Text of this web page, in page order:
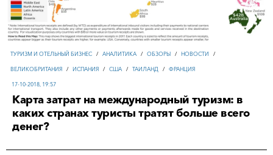
ТУРИЗМ И ОТЕЛЬНЫЙ БИЗНЕС / АНАЛИТИКА / ОБЗОРЫ / НОВОСТИ /
ВЕЛИКОБРИТАНИЯ / ИСПАНИЯ / США / ТАИЛАНД / ФРАНЦИЯ
17-10-2018, 19:57
Карта затрат на международный туризм: в
каких странах туристы тратят больше всего
денег?